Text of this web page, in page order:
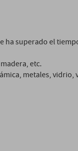
ha superado el
etc.
metales, vidrio,